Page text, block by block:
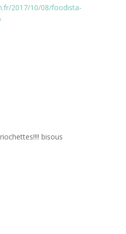
2017/10/08/foodista-
bisous